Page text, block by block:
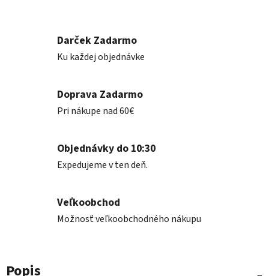
Darček Zadarmo
Ku každej objednávke
Doprava Zadarmo
Pri nákupe nad 60€
Objednávky do 10:30
Expedujeme v ten deň.
Veľkoobchod
Možnosť veľkoobchodného nákupu
Popis